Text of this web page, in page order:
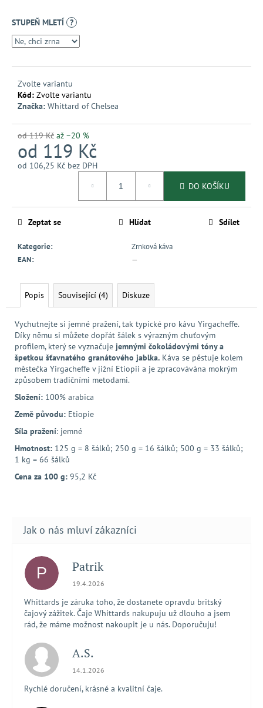
STUPEŇ MLETÍ ?
Zvolte variantu
Kód: Zvolte variantu
Značka: Whittard of Chelsea
od 119 Kč až –20 %
od 119 Kč
od 106,25 Kč bez DPH
DO KOŠÍKU
Kategorie:
Zrnková káva
EAN: —
Zeptat se Hlídat Sdílet
Popis Související (4) Diskuze
Vychutnejte si jemné pražení, tak typické pro kávu Yirgacheffe.
Díky němu si můžete dopřát šálek s výrazným chuťovým
profilem, který se vyznačuje jemnými čokoládovými tóny a
špetkou šťavnatého granátového jablka. Káva se pěstuje kolem
městečka Yirgacheffe v jižní Etiopii a je zpracovávána mokrým
způsobem tradičními metodami.
Složení: 100% arabica
Země původu: Etiopie
Síla pražení: jemné
Hmotnost: 125 g = 8 šálků; 250 g = 16 šálků; 500 g = 33 šálků;
1 kg = 66 šálků
Cena za 100 g: 95,2 Kč
P Patrik
Hodnocení obchodu je 5 z 5 hvězdiček.
19.4.2026
Whittards je záruka toho, že dostanete opravdu britský
čajový zážitek. Čaje Whittards nakupuju už dlouho a jsem
rád, že máme možnost nakoupit je u nás. Doporučuju!
A.S.
Hodnocení obchodu je 5 z 5 hvězdiček.
14.1.2026
Rychlé doručení, krásné a kvalitní čaje.